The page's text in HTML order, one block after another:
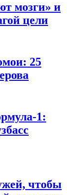
мозги» и
цели
25
1:
чтобы